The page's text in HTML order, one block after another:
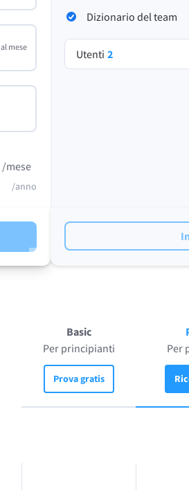
al mese
/mese
/anno
Dizionario del team
Utenti 2
Basic
Per principianti
Prova gratis
Per